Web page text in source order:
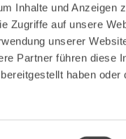
Inhalte und Anzeigen
Zugriffe auf unsere
unserer
Partner führen diese
haben